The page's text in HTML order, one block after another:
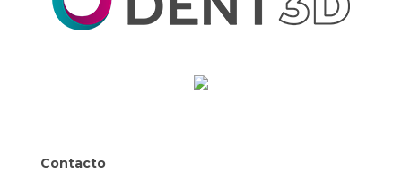
Contacto